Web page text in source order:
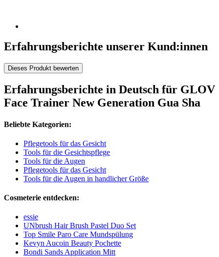
Erfahrungsberichte unserer Kund:innen
Dieses Produkt bewerten
Erfahrungsberichte in Deutsch für GLOV
Face Trainer New Generation Gua Sha
Beliebte Kategorien:
Pflegetools für das Gesicht
Tools für die Gesichtspflege
Tools für die Augen
Pflegetools für das Gesicht
Tools für die Augen in handlicher Größe
Cosmeterie entdecken:
essie
UNbrush Hair Brush Pastel Duo Set
Top Smile Paro Care Mundspülung
Kevyn Aucoin Beauty Pochette
Bondi Sands Application Mitt